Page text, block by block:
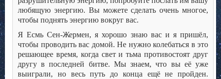
любящую энергию. Вы можете сделать очень многое,
чтобы поднять энергию вокруг вас.
Я Есмь Сен-Жермен, я хорошо знаю вас и я пришёл,
чтобы проводить вас домой. Не нужно колебаться в это
решающее время, когда свет и тьма противостоят друг
другу в последней битве. Мы знаем, что вы её уже
выиграли, но весь путь до конца ещё не пройден.